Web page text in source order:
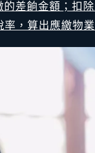
差餉金額；扣
，算出應繳物業